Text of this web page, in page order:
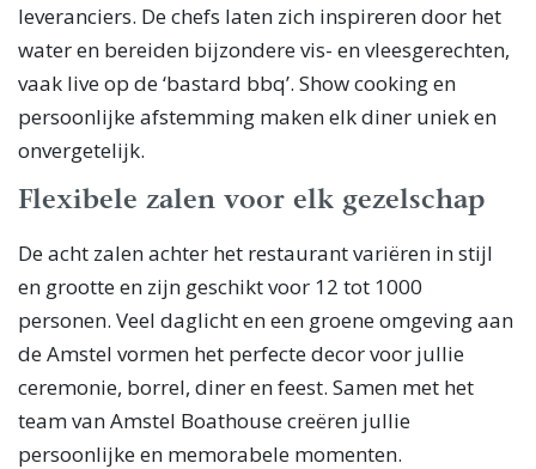
leveranciers. De chefs laten zich inspireren door het
water en bereiden bijzondere vis- en vleesgerechten,
vaak live op de ‘bastard bbq’. Show cooking en
persoonlijke afstemming maken elk diner uniek en
onvergetelijk.
Flexibele zalen voor elk gezelschap
De acht zalen achter het restaurant variëren in stijl
en grootte en zijn geschikt voor 12 tot 1000
personen. Veel daglicht en een groene omgeving aan
de Amstel vormen het perfecte decor voor jullie
ceremonie, borrel, diner en feest. Samen met het
team van Amstel Boathouse creëren jullie
persoonlijke en memorabele momenten.